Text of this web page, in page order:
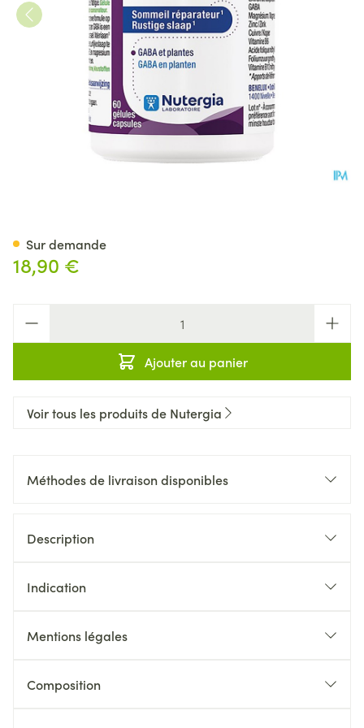
18,90 €
Ajouter au panier
Sur demande
Voir tous les produits de Nutergia
Méthodes de livraison disponibles
Description
Indication
Mentions légales
Composition